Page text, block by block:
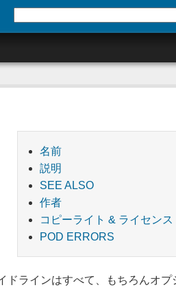
名前
説明
SEE ALSO
作者
コピーライト & ライセンス
POD ERRORS
ラインはすべて、もちろんオプ